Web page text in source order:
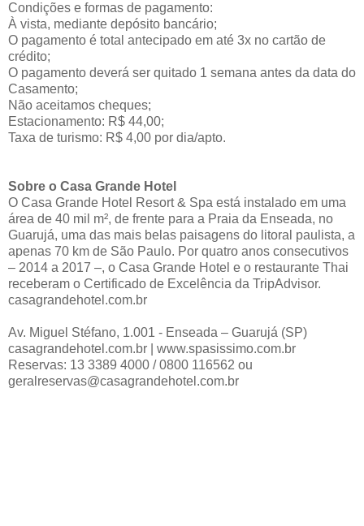
Condições e formas de pagamento:
À vista, mediante depósito bancário;
O pagamento é total antecipado em até 3x no cartão de
crédito;
O pagamento deverá ser quitado 1 semana antes da data do
Casamento;
Não aceitamos cheques;
Estacionamento: R$ 44,00;
Taxa de turismo: R$ 4,00 por dia/apto.
Sobre o Casa Grande Hotel
O Casa Grande Hotel Resort & Spa está instalado em uma
área de 40 mil m², de frente para a Praia da Enseada, no
Guarujá, uma das mais belas paisagens do litoral paulista, a
apenas 70 km de São Paulo. Por quatro anos consecutivos
– 2014 a 2017 –, o Casa Grande Hotel e o restaurante Thai
receberam o Certificado de Excelência da TripAdvisor.
casagrandehotel.com.br
Av. Miguel Stéfano, 1.001 - Enseada – Guarujá (SP)
casagrandehotel.com.br | www.spasissimo.com.br
Reservas: 13 3389 4000 / 0800 116562 ou
geralreservas@casagrandehotel.com.br